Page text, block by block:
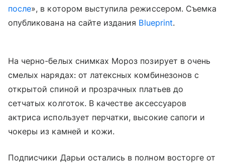
после», в котором выступила режиссером. Съемка
опубликована на сайте издания Blueprint.
На черно-белых снимках Мороз позирует в очень
смелых нарядах: от латексных комбинезонов с
открытой спиной и прозрачных платьев до
сетчатых колготок. В качестве аксессуаров
актриса использует перчатки, высокие сапоги и
чокеры из камней и кожи.
Подписчики Дарьи остались в полном восторге от